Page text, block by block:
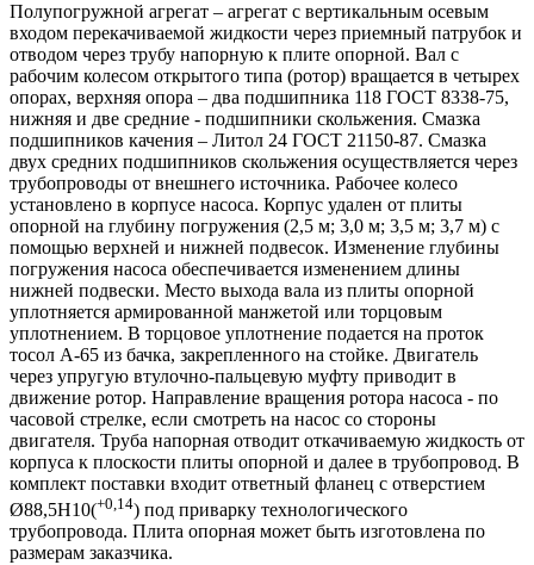
Полупогружной агрегат – агрегат с вертикальным осевым
входом перекачиваемой жидкости через приемный патрубок и
отводом через трубу напорную к плите опорной. Вал с
рабочим колесом открытого типа (ротор) вращается в четырех
опорах, верхняя опора – два подшипника 118 ГОСТ 8338-75,
нижняя и две средние - подшипники скольжения. Смазка
подшипников качения – Литол 24 ГОСТ 21150-87. Смазка
двух средних подшипников скольжения осуществляется через
трубопроводы от внешнего источника. Рабочее колесо
установлено в корпусе насоса. Корпус удален от плиты
опорной на глубину погружения (2,5 м; 3,0 м; 3,5 м; 3,7 м) с
помощью верхней и нижней подвесок. Изменение глубины
погружения насоса обеспечивается изменением длины
нижней подвески. Место выхода вала из плиты опорной
уплотняется армированной манжетой или торцовым
уплотнением. В торцовое уплотнение подается на проток
тосол А-65 из бачка, закрепленного на стойке. Двигатель
через упругую втулочно-пальцевую муфту приводит в
движение ротор. Направление вращения ротора насоса - по
часовой стрелке, если смотреть на насос со стороны
двигателя. Труба напорная отводит откачиваемую жидкость от
корпуса к плоскости плиты опорной и далее в трубопровод. В
комплект поставки входит ответный фланец с отверстием
Ø88,5Н10(+0,14) под приварку технологического
трубопровода. Плита опорная может быть изготовлена по
размерам заказчика.